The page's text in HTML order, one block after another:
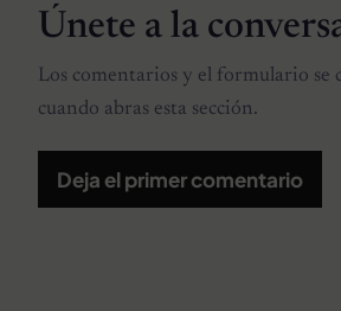
Únete a la
Los comentarios y el formulario se
cuando abras esta sección.
Deja el primer comentario